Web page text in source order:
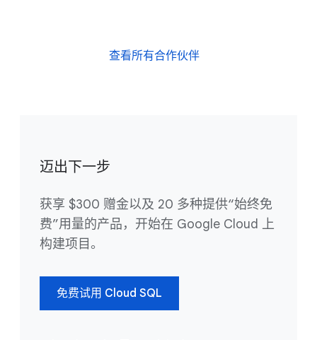
查看所有合作伙伴
迈出下一步
获享 $300 赠金以及 20 多种提供“始终免
费”用量的产品，开始在 Google Cloud 上
构建项目。
免费试用 Cloud SQL